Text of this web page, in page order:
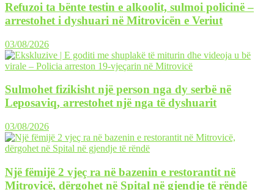
Refuzoi ta bënte testin e alkoolit, sulmoi policinë –
arrestohet i dyshuari në Mitrovicën e Veriut
03/08/2026
Sulmohet fizikisht një person nga dy serbë në
Leposaviq, arrestohet një nga të dyshuarit
03/08/2026
Një fëmijë 2 vjeç ra në bazenin e restorantit në
Mitrovicë, dërgohet në Spital në gjendje të rëndë